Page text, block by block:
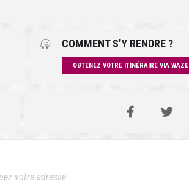
COMMENT S'Y RENDRE ?
OBTENEZ VOTRE ITINÉRAIRE VIA WAZE